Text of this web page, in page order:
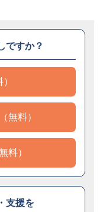
ですか？
無料）
料）
支援を